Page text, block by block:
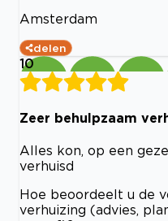
Amsterdam
delen
10
Zeer behulpzaam
Alles kon, op een
verhuisd
Hoe beoordeelt u de
verhuizing (advies,